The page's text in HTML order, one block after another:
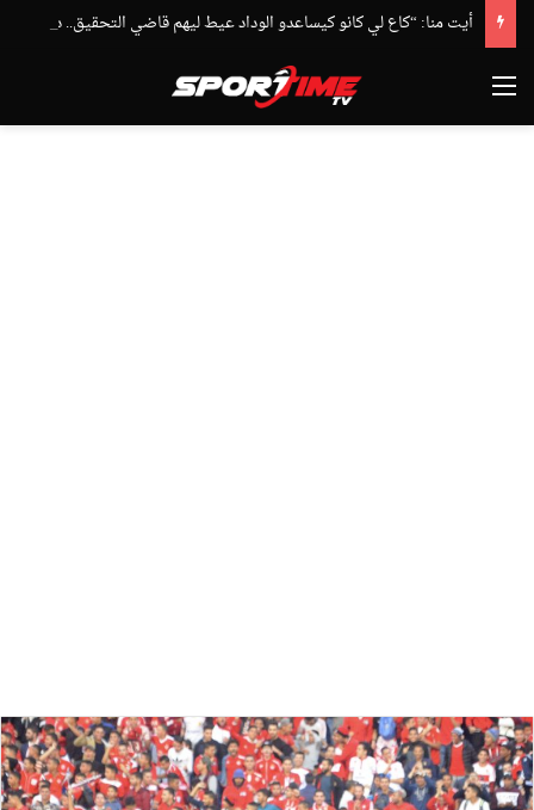
أيت منا: “كاع لي كانو كيساعدو الوداد عيط ليهم قاضي التحقيق.. دابا حتى شي واحد ما بقا باغي يعاون”
القائمة